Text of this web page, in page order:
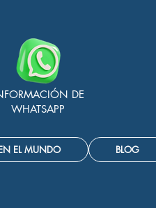
DE
WHATSAPP
EL MUNDO BLOG